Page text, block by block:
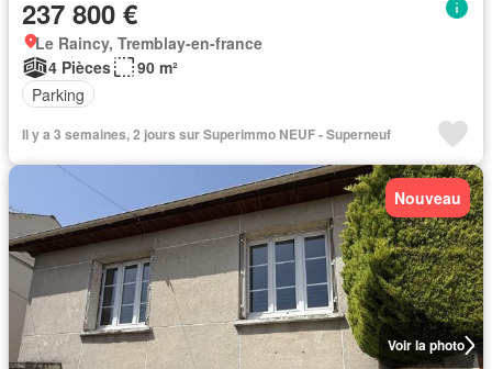
237 800 €
Le Raincy, Tremblay-en-france
4 Pièces
90 m²
Parking
Il y a 3 semaines, 2 jours sur Superimmo NEUF - Superneuf
Voir la photo
Nouveau